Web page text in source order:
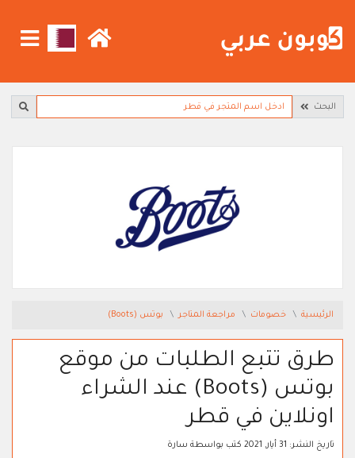
البحث
الرئيسية خصومات مراجعة المتاجر بوتس (Boots)
طرق تتبع الطلبات من موقع
بوتس (Boots) عند الشراء
اونلاين في قطر
تاريخ النشر: 31 أيار, 2021 كتب بواسطة سارة